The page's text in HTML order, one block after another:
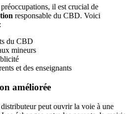
il est crucial de
responsable du CBD. Voici
du CBD
mineurs
et des enseignants
améliorée
peut ouvrir la voie à une